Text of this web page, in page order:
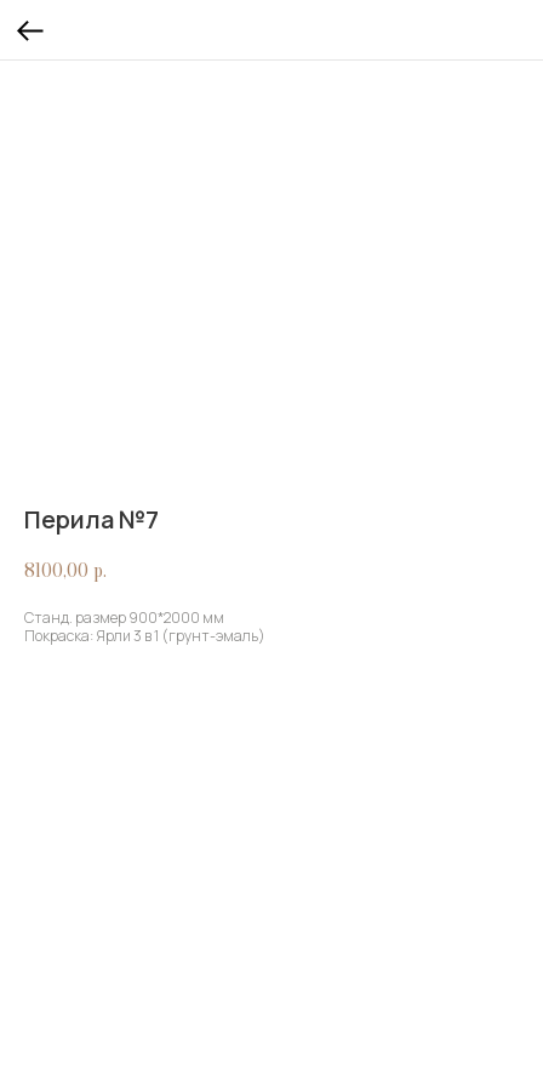
Перила №7
8100,00 р.
Станд. размер 900*2000 мм
Покраска: Ярли 3 в 1 (грунт-эмаль)